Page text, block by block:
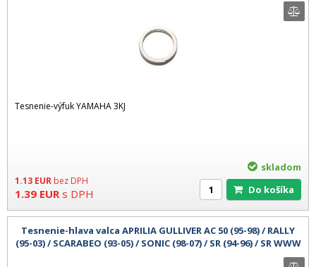
Tesnenie-výfuk YAMAHA 3KJ
1.13 EUR bez DPH
1.39 EUR s DPH
skladom
Do košíka
Tesnenie-hlava valca APRILIA GULLIVER AC 50 (95-98) / RALLY
(95-03) / SCARABEO (93-05) / SONIC (98-07) / SR (94-96) / SR WWW